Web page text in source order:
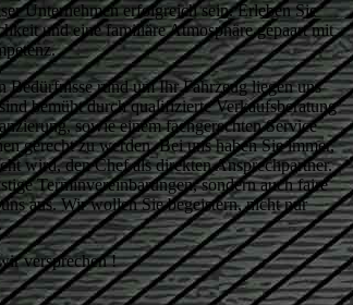
Unternehmen erfolgreich sein. Erleben Sie
und eine familiäre Atmosphäre gepaart mit
Bedürfnisse rund um Ihr Fahrzeug liegen uns
bemüht durch qualifizierte Verkaufsberatung
sowie einem fachgerechten Service
gerecht zu werden. Bei uns haben Sie immer,
wird, den Chef als direkten Ansprechpartner.
Terminvereinbarungen, sondern auch faire
aus. Wir wollen Sie begeistern, nicht nur
versprechen !